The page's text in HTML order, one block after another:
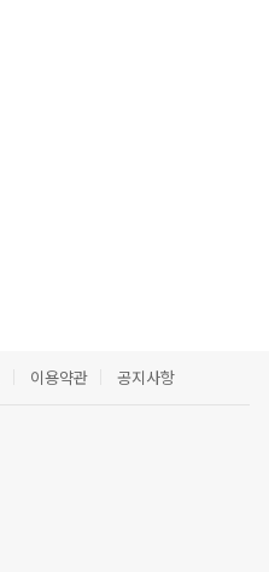
이용약관 공지사항